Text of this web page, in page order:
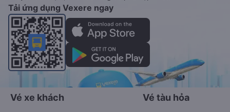
Tải ứng dụng Vexere ngay
Vé xe khách Vé tàu hỏa